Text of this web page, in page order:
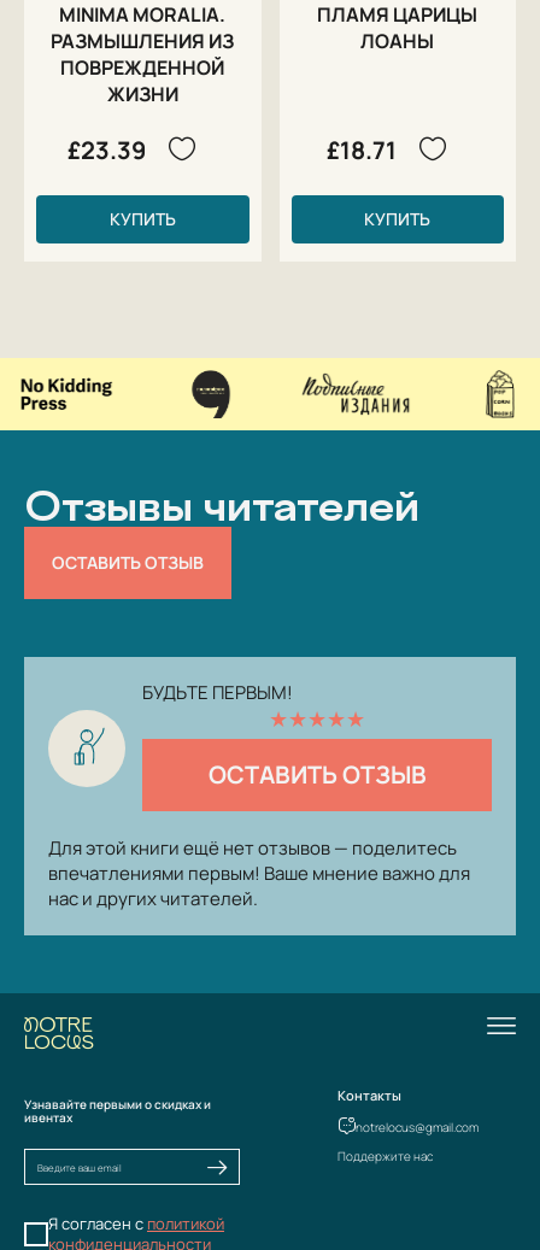
MINIMA MORALIA.
РАЗМЫШЛЕНИЯ ИЗ
ПОВРЕЖДЕННОЙ
ЖИЗНИ
£23.39
КУПИТЬ
ПЛАМЯ ЦАРИЦЫ
ЛОАНЫ
£18.71
КУПИТЬ
Отзывы читателей
ОСТАВИТЬ ОТЗЫВ
БУДЬТЕ ПЕРВЫМ!
★★★★★
ОСТАВИТЬ ОТЗЫВ
Для этой книги ещё нет отзывов — поделитесь
впечатлениями первым! Ваше мнение важно для
нас и других читателей.
Узнавайте первыми о скидках и
ивентах
Я согласен с политикой
конфиденциальности
Контакты
notrelocus@gmail.com
Поддержите нас